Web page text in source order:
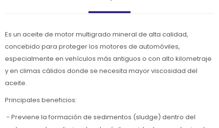
Es un aceite de motor multigrado mineral de alta calidad,
concebido para proteger los motores de automóviles,
especialmente en vehículos más antiguos o con alto kilometraje
y en climas cálidos donde se necesita mayor viscosidad del
aceite.
Principales beneficios:
- Previene la formación de sedimentos (sludge) dentro del